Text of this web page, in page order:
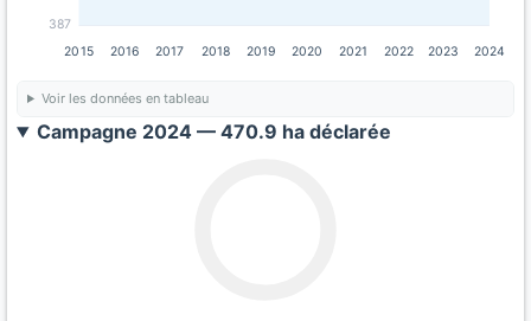
387
2015 2016 2017 2018 2019 2020 2021 2022 2023 2024
Voir les données en tableau
Campagne 2024 — 470.9 ha déclarée